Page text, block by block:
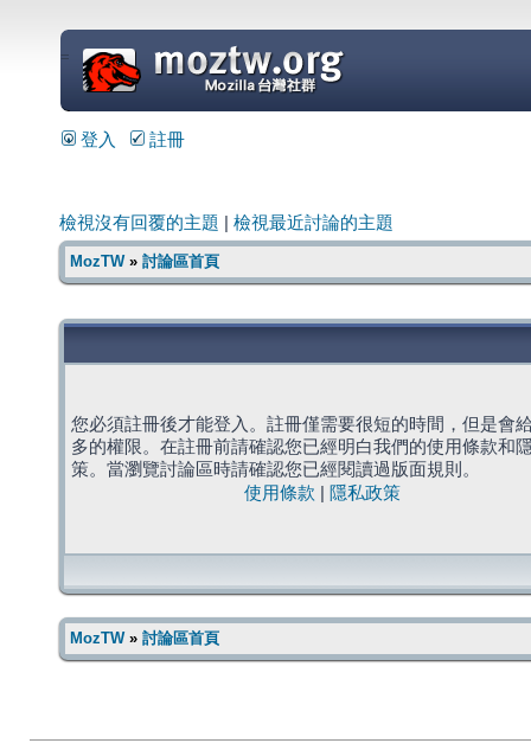
=
登入 註冊
檢視沒有回覆的主題 檢視最近討論的主題
MozTW» 討論區首頁
您必須註冊後才能登入。註冊僅需要很短的時間，但是會
多的權限。在註冊前請確認您已經明白我們的使用條款和
策。當瀏覽討論區時請確認您已經閱讀過版面規則。
使用條款
隱私政策
MozTW» 討論區首頁